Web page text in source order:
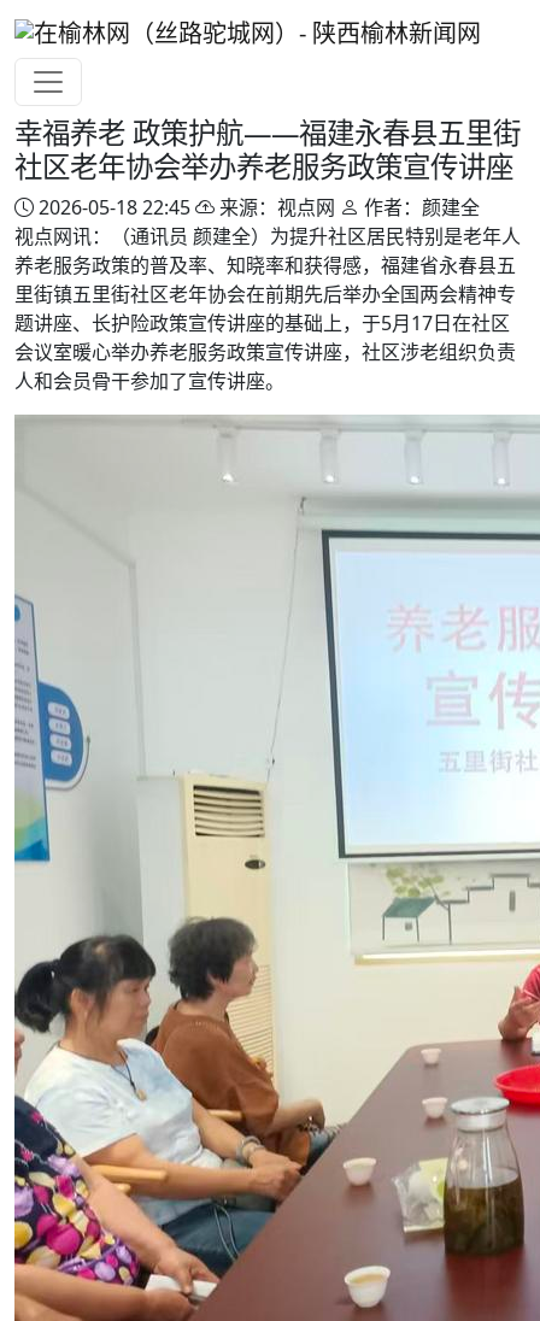
幸福养老 政策护航——福建永春县五里街
社区老年协会举办养老服务政策宣传讲座
2026-05-18 22:45 来源：视点网
作者：颜建全
视点网讯：（通讯员 颜建全）为提升社区居民特别是老年人
养老服务政策的普及率、知晓率和获得感，福建省永春县五
里街镇五里街社区老年协会在前期先后举办全国两会精神专
题讲座、长护险政策宣传讲座的基础上，于5月17日在社区
会议室暖心举办养老服务政策宣传讲座，社区涉老组织负责
人和会员骨干参加了宣传讲座。